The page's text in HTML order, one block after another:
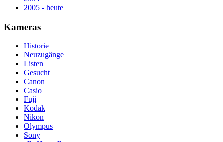
2005 - heute
Kameras
Historie
Neuzugänge
Listen
Gesucht
Canon
Casio
Fuji
Kodak
Nikon
Olympus
Sony